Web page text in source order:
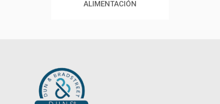
ALIMENTACIÓN
MEDICAMENTO